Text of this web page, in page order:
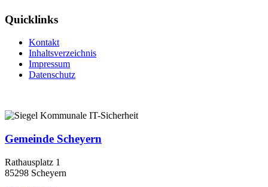
Quicklinks
Kontakt
Inhaltsverzeichnis
Impressum
Datenschutz
Gemeinde Scheyern
Rathausplatz 1
85298 Scheyern